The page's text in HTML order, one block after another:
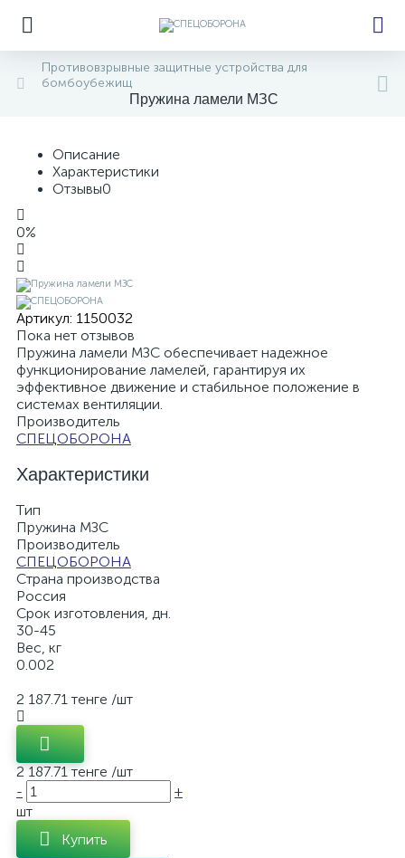
Противовзрывные защитные устройства для
бомбоубежищ
Пружина ламели МЗС
Описание
Характеристики
Отзывы0
0%
Артикул: 1150032
Пока нет отзывов
Пружина ламели МЗС обеспечивает надежное
функционирование ламелей, гарантируя их
эффективное движение и стабильное положение в
системах вентиляции.
Производитель
СПЕЦОБОРОНА
Характеристики
Тип
Пружина МЗС
Производитель
СПЕЦОБОРОНА
Страна производства
Россия
Срок изготовления, дн.
30-45
Вес, кг
0.002
2 187.71 тенге /шт
2 187.71 тенге /шт
-
+
шт
Купить